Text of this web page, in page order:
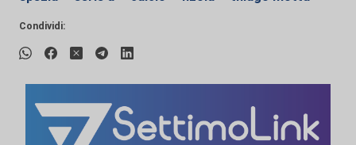
Condividi: